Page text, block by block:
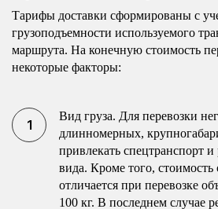
Тарифы доставки сформированы с
грузоподъемности используемого
маршрута. На конечную стоимость
некоторые факторы:
Вид груза. Для перевозки
длинномерных,
привлекать спецтранспорт
вида. Кроме того, стоимость
отличается при перевозке
100 кг. В последнем случае